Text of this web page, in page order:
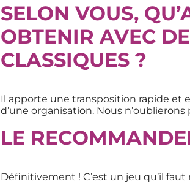
SELON VOUS,
OBTENIR AVEC
CLASSIQUES ?
Il apporte une transposition rapide et
d’une organisation. Nous
LE
Définitivement ! C’est un jeu qu’il